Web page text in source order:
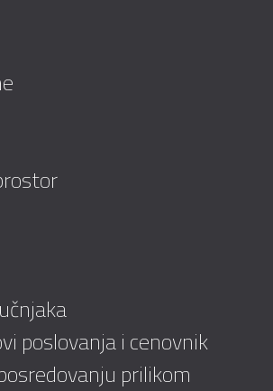
poslovanja i cenovnik
prilikom